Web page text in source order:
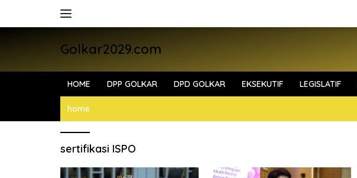
Golkar2029.com
HOME DPP GOLKAR DPD GOLKAR EKSEKUTIF LEGISLATIF
home
sertifikasi ISPO